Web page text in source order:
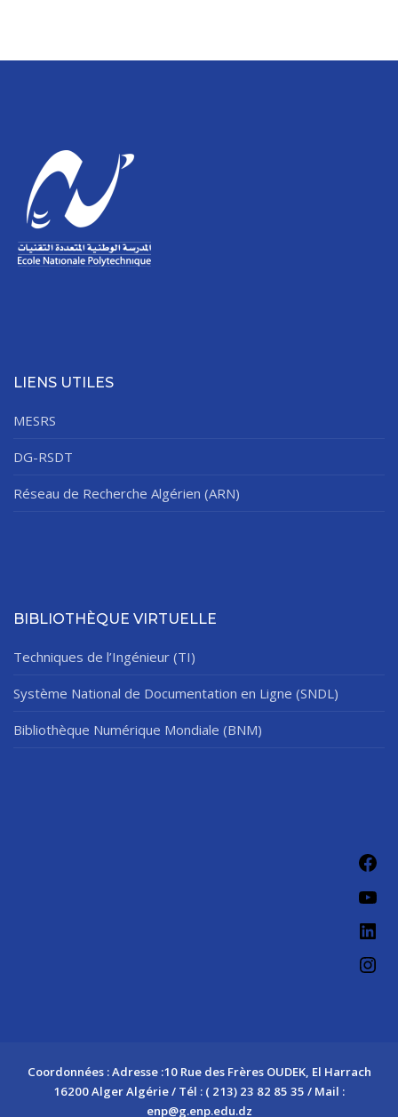
LIENS UTILES
MESRS
DG-RSDT
Réseau de Recherche Algérien (ARN)
BIBLIOTHÈQUE VIRTUELLE
Techniques de l’Ingénieur (TI)
Système National de Documentation en Ligne (SNDL)
Bibliothèque Numérique Mondiale (BNM)
Coordonnées : Adresse :10 Rue des Frères OUDEK, El Harrach
16200 Alger Algérie / Tél : ( 213) 23 82 85 35 / Mail :
enp@g.enp.edu.dz